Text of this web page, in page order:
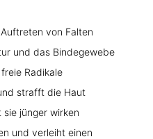
von Falten
und das Bindegewebe
Radikale
strafft die Haut
jünger wirken
und verleiht einen